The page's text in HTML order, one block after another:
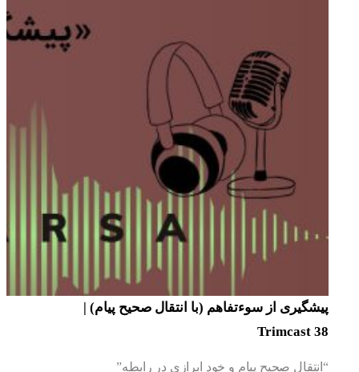
پیشگیری از سوءتفاهم (با انتقال صحیح پیام) |
Trimcast 38
“انتقال صحیح پیام و خود ابرازی در رابطه”